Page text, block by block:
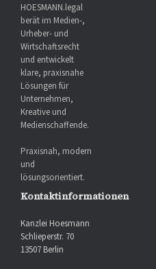
HOESMANN.legal
berät im Medien-,
Urheber- und
Wirtschaftsrecht
und entwickelt
klare, praxisnahe
Lösungen für
Unternehmen,
Kreative und
Medienschaffende.
Praxisnah, modern
und
lösungsorientiert.
Kontaktinformationen
Kanzlei Hoesmann
Schlieperstr. 70
13507 Berlin